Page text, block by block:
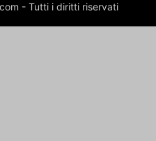
- Tutti i diritti riservati